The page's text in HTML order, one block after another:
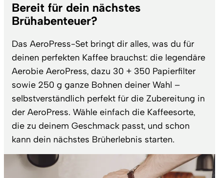
Bereit für dein nächstes
Brühabenteuer?
Das AeroPress-Set bringt dir alles, was du für
deinen perfekten Kaffee brauchst: die legendäre
Aerobie AeroPress, dazu 30 + 350 Papierfilter
sowie 250 g ganze Bohnen deiner Wahl –
selbstverständlich perfekt für die Zubereitung in
der AeroPress. Wähle einfach die Kaffeesorte,
die zu deinem Geschmack passt, und schon
kann dein nächstes Brüherlebnis starten.